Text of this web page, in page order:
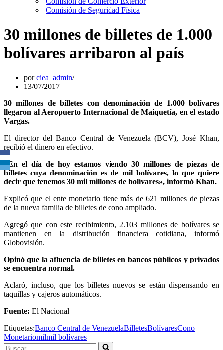
Comisión de Seguridad Física
30 millones de billetes de 1.000
bolívares arribaron al país
porciea_admin
13/07/2017
30 millones de billetes con denominación de 1.000 bolívares
llegaron al Aeropuerto Internacional de Maiquetía, en el estado
Vargas.
El director del Banco Central de Venezuela (BCV), José Khan,
recibió el dinero en efectivo.
«En el día de hoy estamos viendo 30 millones de piezas de
billetes cuya denominación es de mil bolívares, lo que quiere
decir que tenemos 30 mil millones de bolívares», informó Khan.
Explicó que el ente monetario tiene más de 621 millones de piezas
de la nueva familia de billetes de cono ampliado.
Agregó que con este recibimiento, 2.103 millones de bolívares se
mantienen en la distribución financiera cotidiana, informó
Globovisión.
Opinó que la afluencia de billetes en bancos públicos y privados
se encuentra normal.
Aclaró, incluso, que los billetes nuevos se están dispensando en
taquillas y cajeros automáticos.
Fuente: El Nacional
Etiquetas:Banco Central de VenezuelaBilletesBolívaresCono
Monetariomilmil bolívares
Buscar...